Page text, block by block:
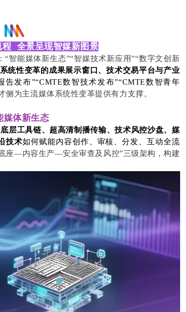
程 全景呈现智媒新图景
智能媒体新生态”“智媒技术新应用”“数字文创新
统性变革的成果展示窗口、技术交易平台与产业
告发布”“CMTE数智技术发布”“CMTE数智青年
为主流媒体系统性变革提供有力支撑。
媒体新生态
层工具链、超高清制播传输、技术风控沙盘、媒
技术如何赋能内容创作、审核、分发、互动全流
座—内容生产—安全审查及风控”三级架构，构建